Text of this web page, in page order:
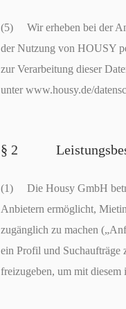
(5) Wir erheben bei der
der Nutzung von HOUSY
zur Verarbeitung dieser
unter www.housy.de/
§ 2
(1) Die Housy GmbH
Anbietern ermöglicht,
zugänglich zu machen
ein Profil und Suchaufträge
freizugeben, um mit diesem